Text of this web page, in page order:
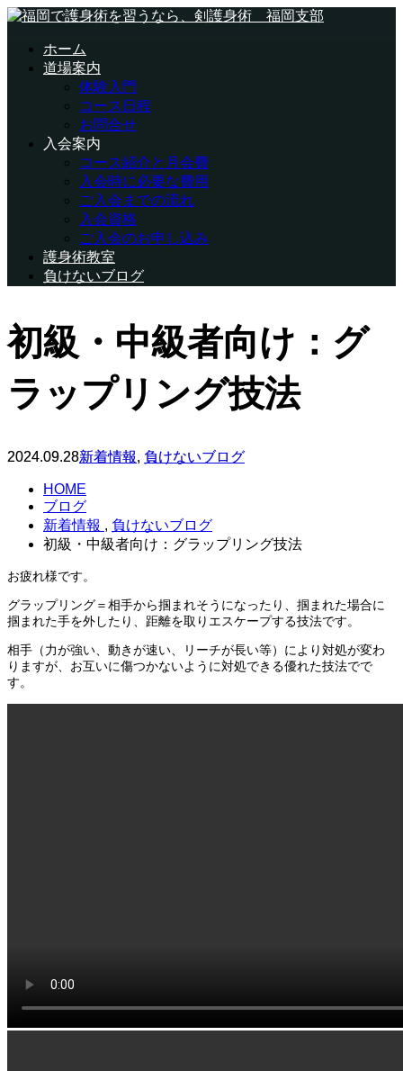
ホーム
道場案内
体験入門
コース日程
お問合せ
入会案内
コース紹介と月会費
入会時に必要な費用
ご入会までの流れ
入会資格
ご入会のお申し込み
護身術教室
負けないブログ
初級・中級者向け：グ
ラップリング技法
2024.09.28新着情報, 負けないブログ
HOME
ブログ
新着情報 , 負けないブログ
初級・中級者向け：グラップリング技法
お疲れ様です。
グラップリング＝相手から掴まれそうになったり、掴まれた場合に
掴まれた手を外したり、距離を取りエスケープする技法です。
相手（力が強い、動きが速い、リーチが長い等）により対処が変わ
りますが、お互いに傷つかないように対処できる優れた技法でで
す。